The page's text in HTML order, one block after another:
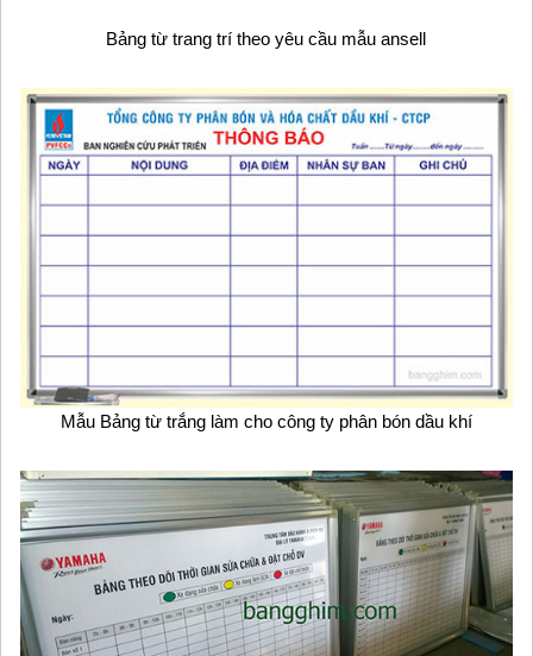
Bảng từ trang trí theo yêu cầu mẫu ansell
Mẫu Bảng từ trắng làm cho công ty phân bón dầu khí